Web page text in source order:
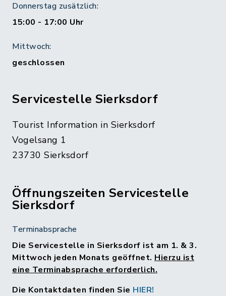
Donnerstag zusätzlich:
15:00 - 17:00 Uhr
Mittwoch:
geschlossen
Servicestelle Sierksdorf
Tourist Information in Sierksdorf
Vogelsang 1
23730 Sierksdorf
Öffnungszeiten Servicestelle
Sierksdorf
Terminabsprache
Die Servicestelle in Sierksdorf ist am 1. & 3.
Mittwoch jeden Monats geöffnet. Hierzu ist
eine Terminabsprache erforderlich.
Die Kontaktdaten finden Sie HIER!